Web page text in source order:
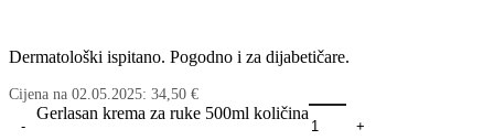
Dermatološki ispitano. Pogodno i za dijabetičare.
Cijena na 02.05.2025: 34,50 €
Gerlasan krema za ruke 500ml količina